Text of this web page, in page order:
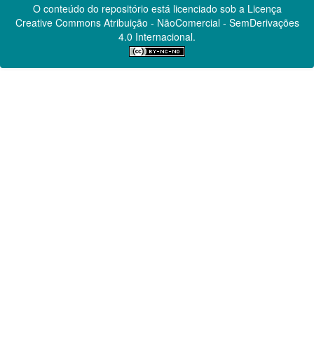
O conteúdo do repositório está licenciado sob a Licença
Creative CommonsAtribuição - NãoComercial - SemDerivações
4.0 Internacional.